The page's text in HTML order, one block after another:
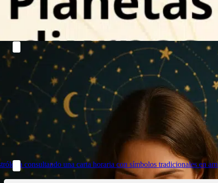
Read more
Lorem ipsum dolor sit amet
Lorem ipsum dolor sit amet, consectetur adipiscing elit, sed do
Read more